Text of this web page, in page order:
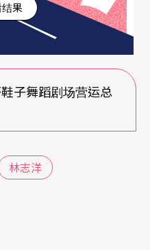
众也很轻易就变成「关
一群。这一次，把具象
问题，是我们的投射
们是不是甚至遗忘了
自问，就会从社会层面
的就是现代性斲伤的
果
子舞蹈剧场营运总
林志洋